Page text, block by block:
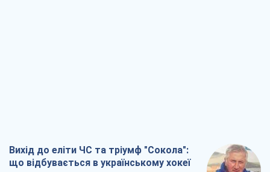
Вихід до еліти ЧС та тріумф "Сокола":
що відбувається в українському хокеї